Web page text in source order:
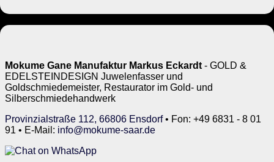
Mokume Gane Manufaktur Markus Eckardt - GOLD &
EDELSTEINDESIGN Juwelenfasser und
Goldschmiedemeister, Restaurator im Gold- und
Silberschmiedehandwerk
Provinzialstraße 112, 66806 Ensdorf• Fon: +49 6831 - 8 01
91 • E-Mail: info@mokume-saar.de